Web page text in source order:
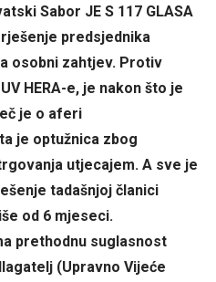
Sabor JE S 117 GLASA
predsjednika
osobni zahtjev. Protiv
HERA-e, je nakon što je
je o aferi
je optužnica zbog
utjecajem. A sve je
tadašnjoj članici
od 6 mjeseci.
prethodnu suglasnost
(Upravno Vijeće